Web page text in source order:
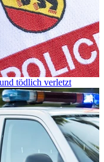
tödlich verletzt